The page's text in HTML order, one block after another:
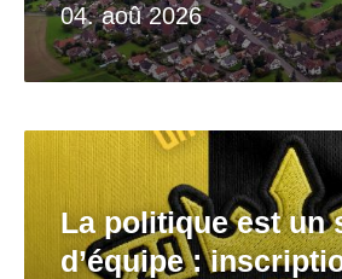
04. aoû 2026
La politique est un
d’équipe :